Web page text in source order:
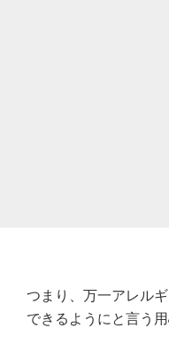
つまり、万一アレル
できるようにと言う用